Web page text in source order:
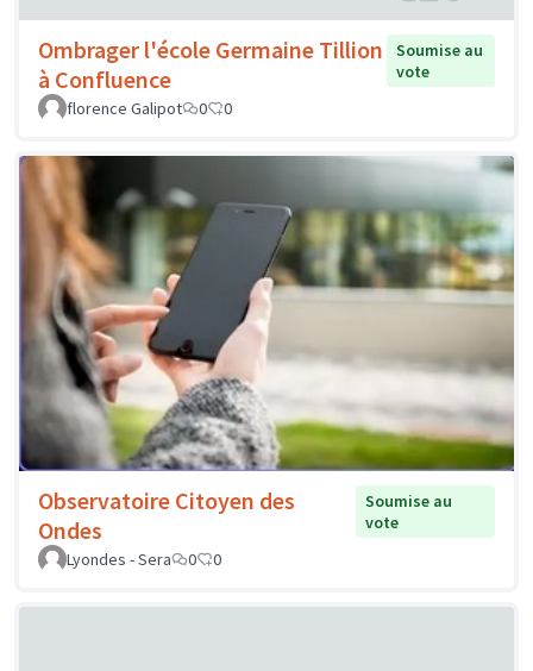
Ombrager l'école Germaine Tillion
à Confluence
Soumise au
vote
florence Galipot
0 0
Observatoire Citoyen des
Ondes
Soumise au
vote
Lyondes - Sera
0 0